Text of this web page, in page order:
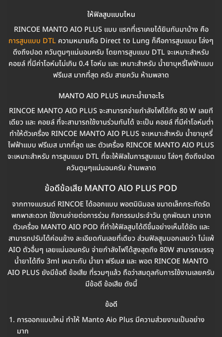
ให้ฟิลสูบแบบไหน
RINCOE MANTO AIO PLUS แบบ แรกที่เราเคยได้ยินกันมาบ้าง คือ
การสูบแบบ DTL ความหมายคือ Direct to Lung ก็คือการสูบแบบ โล่งๆ
ดึงถึงปอด ควันตูมๆแน่นอนครับ โดยการสูบแบบ DTL จะเหมาะสำหรับ
คอยล์ ที่มีค่าโอห์มไม่เกิน 0.4 โอห์ม และ เหมาะสำหรับ น้ำยาบุหรี่ไฟฟ้าแบบ
ฟรีเบส มากที่สุด ครับ สายควัน ห้ามพลาด
MANTO AIO PLUS เหมาะน้ำยาอะไร
RINCOE MANTO AIO PLUS จะสามารถจ่ายกำลังไฟได้ถึง 80 W เลยที
เดียว และ คอยล์ ที่จะสามารถใช้งานร่วมกันได้ จะเป็น คอยล์ ที่มีค่าโอห์มต่ำ
ทำให้ตัวเครื่อง RINCOE MANTO AIO PLUS จะเหมาะสำหรับ น้ำยาบุหรี่
ไฟฟ้าแบบ ฟรีเบส มากที่สุด และ ตัวเครื่อง RINCOE MANTO AIO PLUS
จะเหมาะสำหรับ การสูบแบบ DTL ที่จะให้ฟิลในการสูบแบบ โล่งๆ ดึงถึงปอด
ควันตูมๆแน่นอนครับ ห้ามพลาด
ข้อดีข้อเสีย MANTO AIO PLUS POD
จากทางแบรนด์ RINCOE ได้ออกแบบ พอตมินิมอล ขนาดเล็กกระทัดรัด
พกพาสะดวก ใช้งานง่ายต่อการร่วม กิจกรรมประจำวัน ถูกพัฒนา มาจาก
ตัวเครื่อง MANTO AIO POD ที่ทำให้ฟิลสูบได้ดีขึ้นอย่างเห็นได้ชัด และ
สามารถปรับได้ค่อนข้าง ละเอียดกันเลยที่เดียว ส่วนฟิลสูุบบอกเลยว่า ไม่แพ้
AIO ตัวอื่นๆ เลยแน่นอนครับ จ่ายกำลังไฟได้สูงสุดถึง 80W สามารถบรรจุ
น้ำยาได้ถึง 3ml เหมาะกับ น้ำยา ฟรีเบส และ พอต RINCOE MANTO
AIO PLUS ยังมีข้อดี ข้อเสีย ที่รวมๆแล้ว ถือว่าสมดุลกับการใช้งานเลยครับ
มีข้อดี ข้อเสีย ดังนี้
ข้อดี
การออกแบบใหม่ ทำให้ Manto Aio Plus มีความส่วยงามเป็นอย่าง
มาก